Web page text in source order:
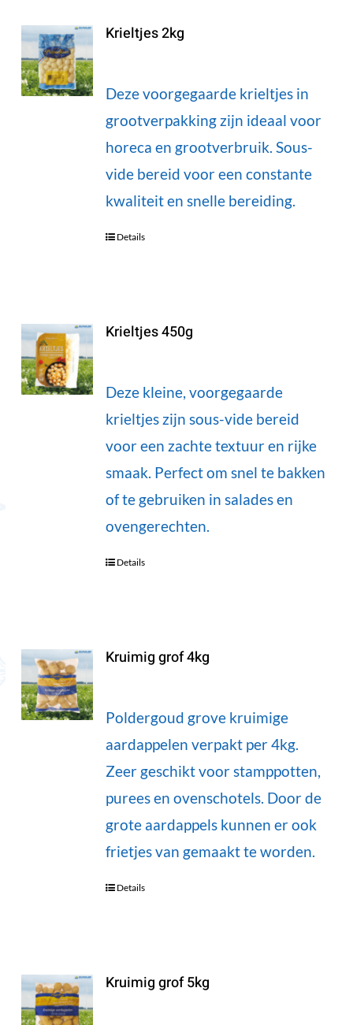
Krieltjes 2kg
Deze voorgegaarde krieltjes in
grootverpakking zijn ideaal voor
horeca en grootverbruik. Sous-
vide bereid voor een constante
kwaliteit en snelle bereiding.
Details
Krieltjes 450g
Deze kleine, voorgegaarde
krieltjes zijn sous-vide bereid
voor een zachte textuur en rijke
smaak. Perfect om snel te bakken
of te gebruiken in salades en
ovengerechten.
Details
Kruimig grof 4kg
Poldergoud grove kruimige
aardappelen verpakt per 4kg.
Zeer geschikt voor stamppotten,
purees en ovenschotels. Door de
grote aardappels kunnen er ook
frietjes van gemaakt te worden.
Details
Kruimig grof 5kg